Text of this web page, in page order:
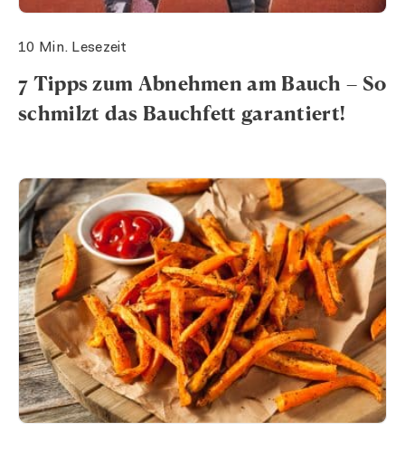
7 Tipps zum Abnehmen am Bauch – So
schmilzt das Bauchfett garantiert!
10 Min. Lesezeit